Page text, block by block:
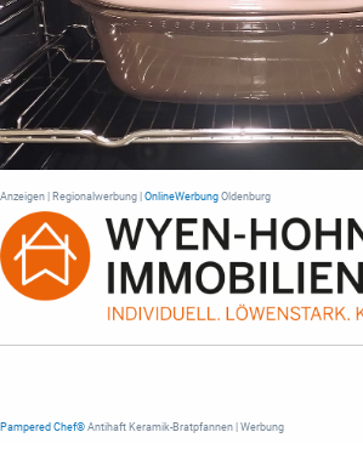
Anzeigen | Regionalwerbung | OnlineWerbung Oldenburg
Pampered Chef® Antihaft Keramik-Bratpfannen | Werbung